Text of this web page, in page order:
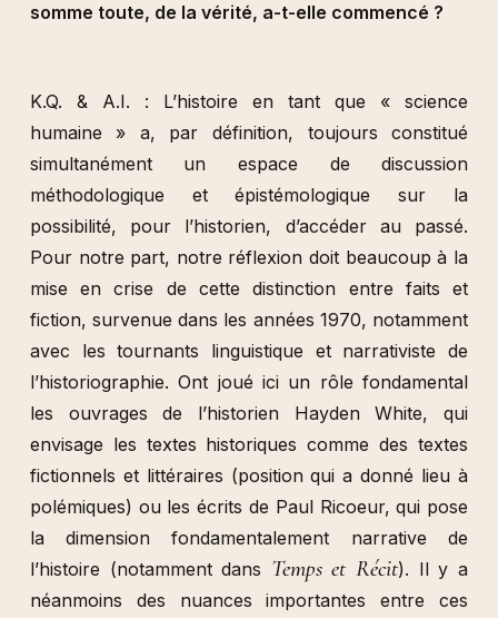
somme toute, de la vérité, a-t-elle commencé ?
K.Q. & A.I. : L’histoire en tant que « science
humaine » a, par définition, toujours constitué
simultanément un espace de discussion
méthodologique et épistémologique sur la
possibilité, pour l’historien, d’accéder au passé.
Pour notre part, notre réflexion doit beaucoup à la
mise en crise de cette distinction entre faits et
fiction, survenue dans les années 1970, notamment
avec les tournants linguistique et narrativiste de
l’historiographie. Ont joué ici un rôle fondamental
les ouvrages de l’historien Hayden White, qui
envisage les textes historiques comme des textes
fictionnels et littéraires (position qui a donné lieu à
polémiques) ou les écrits de Paul Ricoeur, qui pose
la dimension fondamentalement narrative de
l’histoire (notamment dans Temps et Récit). Il y a
néanmoins des nuances importantes entre ces